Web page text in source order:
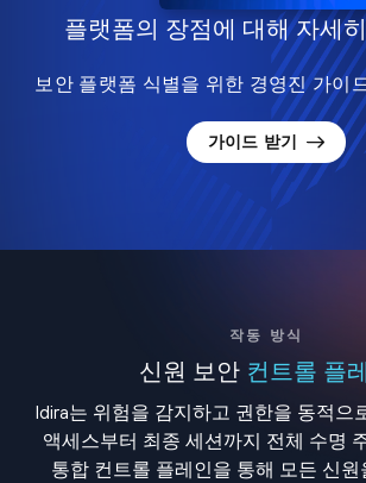
플랫폼의 장점에 대해 자세
보안 플랫폼 식별을 위한 경영진 가이
가이드 받기
작동 방식
신원 보안 컨트롤 플
Idira는 위험을 감지하고 권한을 동적으
액세스부터 최종 세션까지 전체 수명
통합 컨트롤 플레인을 통해 모든 신원